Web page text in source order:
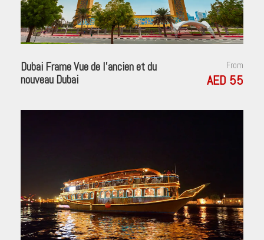
Dubai Frame Vue de l’ancien et du
nouveau Dubai
From
AED 55